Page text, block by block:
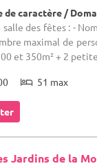
de caractère /
salle des fêtes : -
maximal de
et 350m² + 2
51 max
Jardins de la